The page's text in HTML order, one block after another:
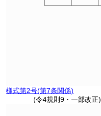
様式第2号(第7条関係)
(令4規則9・一部改正)